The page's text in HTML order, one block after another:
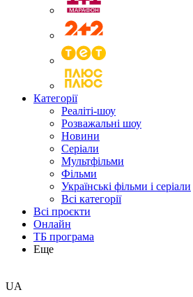
Категорії
Реаліті-шоу
Розважальні шоу
Новини
Серіали
Мультфільми
Фільми
Українські фільми і серіали
Всі категорії
Всі проєкти
Онлайн
ТБ програма
Еще
UA